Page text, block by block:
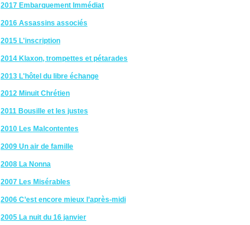
2017 Embarquement Immédiat
2016 Assassins associés
2015 L'inscription
2014 Klaxon, trompettes et pétarades
2013 L'hôtel du libre échange
2012 Minuit Chrétien
2011 Bousille et les justes
2010 Les Malcontentes
2009 Un air de famille
2008 La Nonna
2007 Les Misérables
2006 C’est encore mieux l’après-midi
2005 La nuit du 16 janvier